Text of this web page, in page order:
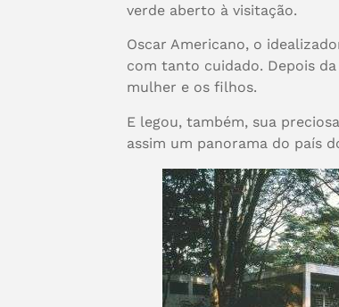
verde aberto à visitação.
Oscar Americano, o
com tanto cuidado. Depois
mulher e os filhos.
E legou, também, sua
assim um panorama do país